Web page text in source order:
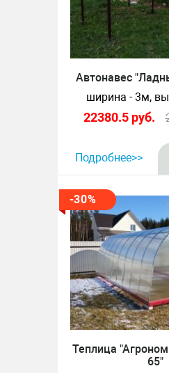
Автонавес
ширина - 3м,
22380.5 руб.
Подробнее>>
-30%
Теплица
65"